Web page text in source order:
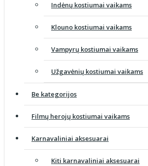
Indėnų kostiumai vaikams
Klouno kostiumai vaikams
Vampyrų kostiumai vaikams
Užgavėnių kostiumai vaikams
Be kategorijos
Filmų herojų kostiumai vaikams
Karnavaliniai aksesuarai
Kiti karnavaliniai aksesuarai